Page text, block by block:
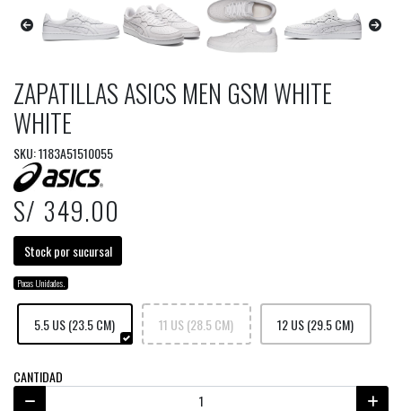
ZAPATILLAS ASICS MEN GSM WHITE
WHITE
SKU: 1183A51510055
S/ 349.00
Stock por sucursal
Pocas Unidades.
5.5 US (23.5 CM) 11 US (28.5 CM) 12 US (29.5 CM)
CANTIDAD